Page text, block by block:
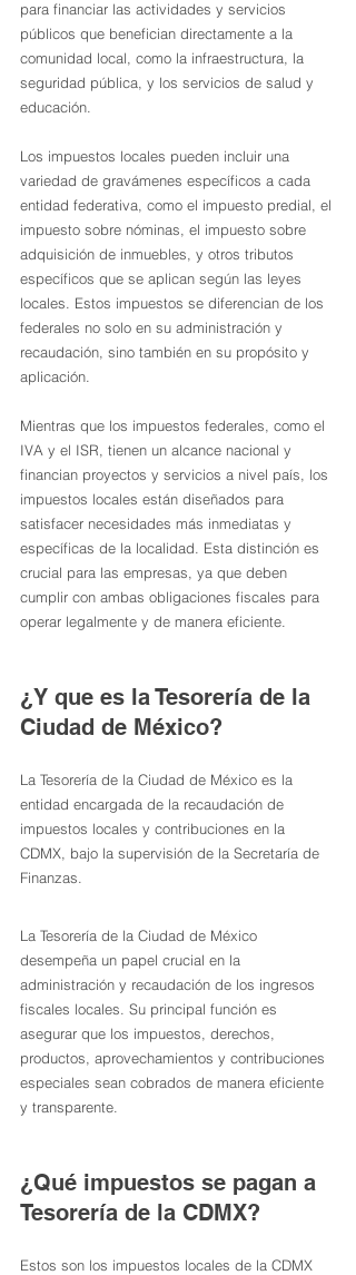
para financiar las actividades y servicios
públicos que benefician directamente a la
comunidad local, como la infraestructura, la
seguridad pública, y los servicios de salud y
educación.
Los impuestos locales pueden incluir una
variedad de gravámenes específicos a cada
entidad federativa, como el impuesto predial, el
impuesto sobre nóminas, el impuesto sobre
adquisición de inmuebles, y otros tributos
específicos que se aplican según las leyes
locales. Estos impuestos se diferencian de los
federales no solo en su administración y
recaudación, sino también en su propósito y
aplicación.
Mientras que los impuestos federales, como el
IVA y el ISR, tienen un alcance nacional y
financian proyectos y servicios a nivel país, los
impuestos locales están diseñados para
satisfacer necesidades más inmediatas y
específicas de la localidad. Esta distinción es
crucial para las empresas, ya que deben
cumplir con ambas obligaciones fiscales para
operar legalmente y de manera eficiente.
¿Y que es la Tesorería de la
Ciudad de México?
La Tesorería de la Ciudad de México es la
entidad encargada de la recaudación de
impuestos locales y contribuciones en la
CDMX, bajo la supervisión de la Secretaría de
Finanzas.
La Tesorería de la Ciudad de México
desempeña un papel crucial en la
administración y recaudación de los ingresos
fiscales locales. Su principal función es
asegurar que los impuestos, derechos,
productos, aprovechamientos y contribuciones
especiales sean cobrados de manera eficiente
y transparente.
¿Qué impuestos se pagan a
Tesorería de la CDMX?
Estos son los impuestos locales de la CDMX